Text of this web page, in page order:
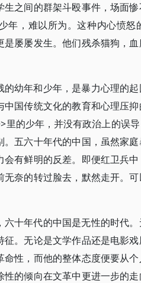
之间的群架斗殴事件，场面
年，难以所为。这种内心愤
屡屡发生。他们残杀猫狗，
幼年和少年，是暴力心理的
国传统文化的教育和心理压
里的少年，并没有政治上的误
五六十年代的中国，虽然家
有鲜明的反差。即便红卫兵
奈的转过脸去，默然走开。
十年代的中国是无性的时代
。无论是文学作品还是电影
性，而他的整体态度便要从
的倾向在文革中更进一步的